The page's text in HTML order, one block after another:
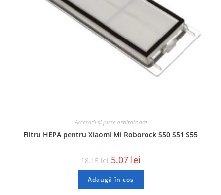
Accesorii si piese aspiratoare
Filtru HEPA pentru Xiaomi Mi Roborock S50 S51 S55
18.15lei 5.07 lei
Adaugă în coș